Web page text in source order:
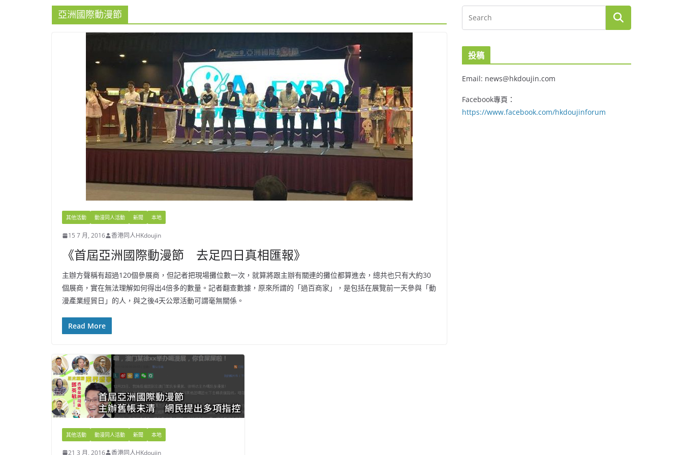
亞洲國際動漫節
其他活動 動漫同人活動 新聞 本地
15 7 月, 2016 香港同人HKdoujin
《首屆亞洲國際動漫節 去足四日真相匯報》
主辦方聲稱有超過120個參展商，但記者把現場攤位數一次，就算將跟主辦有關連的攤位都算進去，總共也只有大約30
個展商，實在無法理解如何得出4倍多的數量。記者翻查數據，原來所謂的「過百商家」，是包括在展覽前一天參與「動
漫產業經貿日」的人，與之後4天公眾活動可謂毫無關係。
Read More
其他活動 動漫同人活動 新聞 本地
21 3 月, 2016 香港同人HKdoujin
投稿
Email: news@hkdoujin.com
Facebook專頁：
https://www.facebook.com/hkdoujinforum